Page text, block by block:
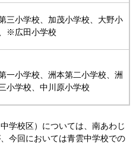
三小学校、加茂小学校、大野小
※広田小学校
一小学校、洲本第二小学校、洲
小学校、中川原小学校
学校区）については、南あわじ
今回においては青雲中学校での